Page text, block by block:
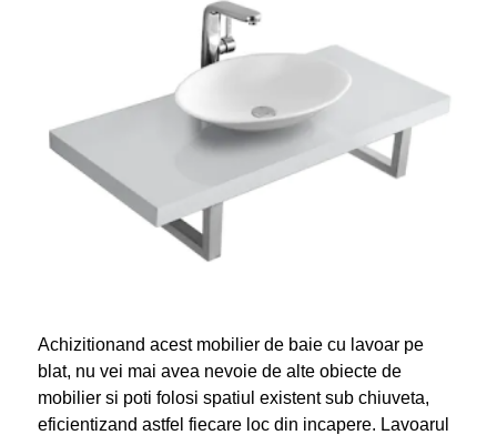
Achizitionand acest mobilier de baie cu lavoar pe
blat, nu vei mai avea nevoie de alte obiecte de
mobilier si poti folosi spatiul existent sub chiuveta,
eficientizand astfel fiecare loc din incapere. Lavoarul